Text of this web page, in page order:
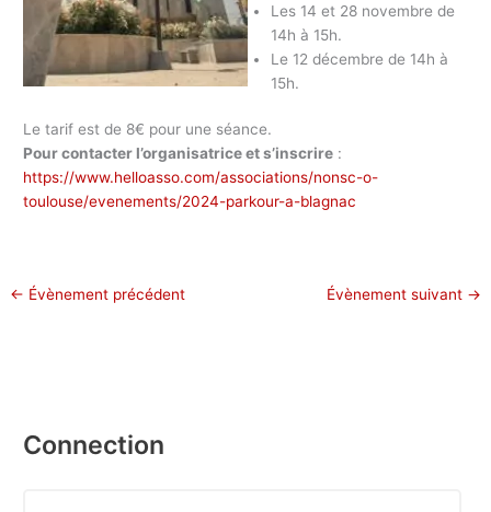
Les 14 et 28 novembre de
14h à 15h.
Le 12 décembre de 14h à
15h.
Le tarif est de 8€ pour une séance.
Pour contacter l’organisatrice et s’inscrire :
https://www.helloasso.com/associations/nonsc-o-
toulouse/evenements/2024-parkour-a-blagnac
← Évènement précédent Évènement suivant →
Connection